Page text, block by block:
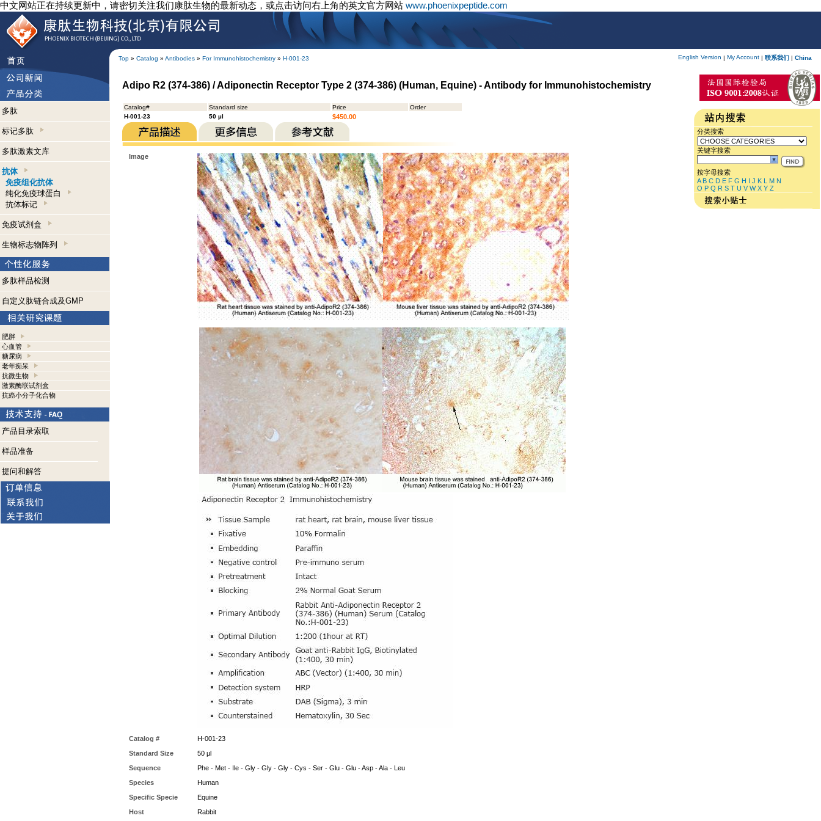
中文网站正在持续更新中，请密切关注我们康肽生物的最新动态，或点击访问右上角的英文官方网站 www.phoenixpeptide.com
Top » Catalog » Antibodies » For Immunohistochemistry » H-001-23 English Version | My Account | 联系我们 | China
多肽
标记多肽
多肽激素文库
抗体
免疫组化抗体
纯化免疫球蛋白
抗体标记
免疫试剂盒
生物标志物阵列
多肽样品检测
自定义肽链合成及GMP
肥胖
心血管
糖尿病
老年痴呆
抗微生物
激素酶联试剂盒
抗癌小分子化合物
产品目录索取
样品准备
提问和解答
Adipo R2 (374-386) / Adiponectin Receptor Type 2 (374-386) (Human, Equine) - Antibody for Immunohistochemistry
Catalog# Standard size Price
Order
H-001-23
50 µl $450.00
Image
Catalog #
H-001-23
Standard Size
50 µl
Sequence
Phe - Met - Ile - Gly - Gly - Gly - Cys - Ser - Glu - Glu - Asp - Ala - Leu
Species
Human
Specific Specie
Equine
Host
Rabbit
分类搜索
关键字搜索
按字母搜索
A B C D E F G H I J K L M N
O P Q R S T U V W X Y Z